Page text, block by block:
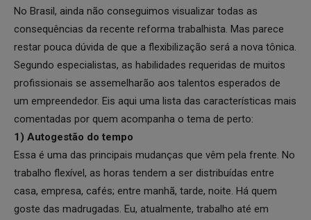
No Brasil, ainda não conseguimos visualizar todas as
consequências da recente reforma trabalhista. Mas parece
restar pouca dúvida de que a flexibilização será a nova tônica.
Segundo especialistas, as habilidades requeridas de muitos
profissionais se assemelharão aos talentos esperados de
um empreendedor. Eis aqui uma lista das características mais
comentadas por quem acompanha o tema de perto:
1) Autogestão do tempo
Essa é uma das principais mudanças que vêm pela frente. No
trabalho flexível, as horas tendem a ser distribuídas entre
casa, empresa, cafés; entre manhã, tarde, noite. Há quem
goste das madrugadas. Eu, atualmente, trabalho até em